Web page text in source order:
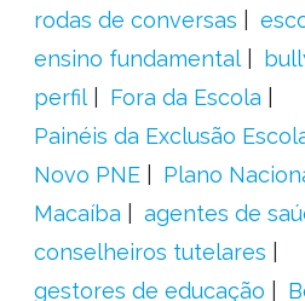
rodas de conversas
ensino fundamental
perfil
Fora da Escola
Painéis da Exclusão
Novo PNE
Plano
Macaíba
agentes de
conselheiros tutelares
gestores de educação